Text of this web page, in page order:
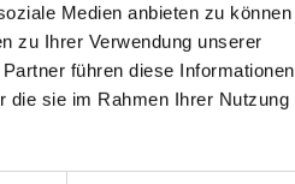
Medien anbieten zu können
zu Ihrer Verwendung unserer
führen diese Informationen
die sie im Rahmen Ihrer Nutzung